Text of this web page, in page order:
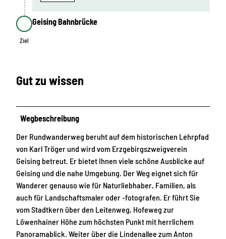
Ziel
Ziel
Geising Bahnbrücke
Gut zu wissen
Wegbeschreibung
Der Rundwanderweg beruht auf dem historischen Lehrpfad
von Karl Tröger und wird vom Erzgebirgszweigverein
Geising betreut. Er bietet Ihnen viele schöne Ausblicke auf
Geising und die nahe Umgebung. Der Weg eignet sich für
Wanderer genauso wie für Naturliebhaber, Familien, als
auch für Landschaftsmaler oder -fotografen. Er führt Sie
vom Stadtkern über den Leitenweg, Hofeweg zur
Löwenhainer Höhe zum höchsten Punkt mit herrlichem
Panoramablick. Weiter über die Lindenallee zum Anton